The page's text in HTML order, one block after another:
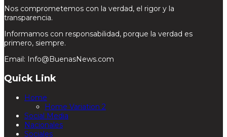
Nos comprometemos con la verdad, el rigor y la
transparencia.
Informamos con responsabilidad, porque la verdad es
primero, siempre.
Email: Info@BuenasNews.com
Quick Link
Home
Home Variation 2
Social Media
Nacionales
Sociales